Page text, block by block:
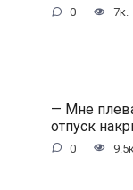
0 7к.
— Мне
отпуск
0 9.5к.